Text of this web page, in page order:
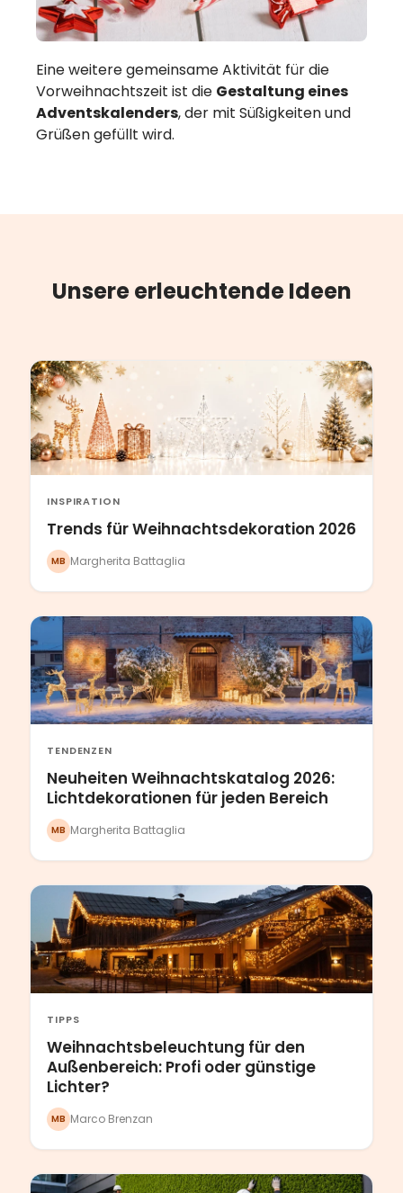
Eine weitere gemeinsame Aktivität für die
Vorweihnachtszeit ist die Gestaltung eines
Adventskalenders, der mit Süßigkeiten und
Grüßen gefüllt wird.
Unsere erleuchtende Ideen
INSPIRATION
Trends für Weihnachtsdekoration 2026
MB Margherita Battaglia
TENDENZEN
Neuheiten Weihnachtskatalog 2026:
Lichtdekorationen für jeden Bereich
MB Margherita Battaglia
TIPPS
Weihnachtsbeleuchtung für den
Außenbereich: Profi oder günstige
Lichter?
MB Marco Brenzan